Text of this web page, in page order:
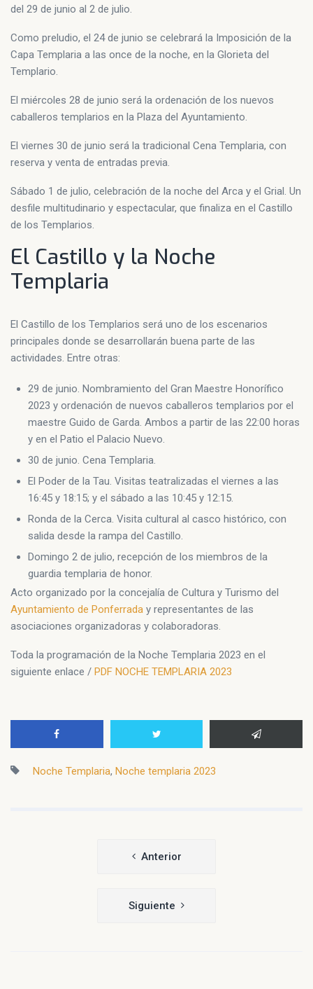
del 29 de junio al 2 de julio.
Como preludio, el 24 de junio se celebrará la Imposición de la
Capa Templaria a las once de la noche, en la Glorieta del
Templario.
El miércoles 28 de junio será la ordenación de los nuevos
caballeros templarios en la Plaza del Ayuntamiento.
El viernes 30 de junio será la tradicional Cena Templaria, con
reserva y venta de entradas previa.
Sábado 1 de julio, celebración de la noche del Arca y el Grial. Un
desfile multitudinario y espectacular, que finaliza en el Castillo
de los Templarios.
El Castillo y la Noche
Templaria
El Castillo de los Templarios será uno de los escenarios
principales donde se desarrollarán buena parte de las
actividades. Entre otras:
29 de junio. Nombramiento del Gran Maestre Honorífico
2023 y ordenación de nuevos caballeros templarios por el
maestre Guido de Garda. Ambos a partir de las 22:00 horas
y en el Patio el Palacio Nuevo.
30 de junio. Cena Templaria.
El Poder de la Tau. Visitas teatralizadas el viernes a las
16:45 y 18:15; y el sábado a las 10:45 y 12:15.
Ronda de la Cerca. Visita cultural al casco histórico, con
salida desde la rampa del Castillo.
Domingo 2 de julio, recepción de los miembros de la
guardia templaria de honor.
Acto organizado por la concejalía de Cultura y Turismo del
Ayuntamiento de Ponferrada y representantes de las
asociaciones organizadoras y colaboradoras.
Toda la programación de la Noche Templaria 2023 en el
siguiente enlace / PDF NOCHE TEMPLARIA 2023
Noche Templaria, Noche templaria 2023
Anterior
Siguiente